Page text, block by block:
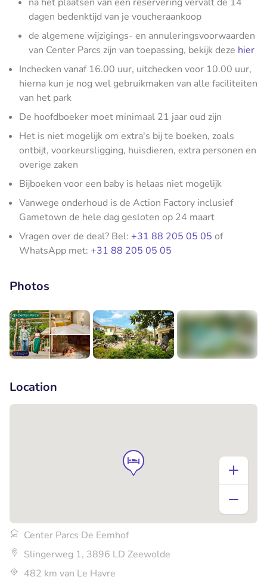
dagen bedenktijd van je voucheraankoop
de algemene wijzigings- en annuleringsvoorwaarden
van Center Parcs zijn van toepassing, bekijk deze hier
Inchecken vanaf 16.00 uur, uitchecken voor 10.00 uur,
hierna kun je nog wel gebruikmaken van alle faciliteiten
van het park
De hoofdboeker moet minimaal 21 jaar oud zijn
Het is niet mogelijk om extra's bij te boeken, zoals
ontbijt, voorkeursligging, huisdieren, extra personen en
overige zaken
Bijboeken voor een baby is helaas niet mogelijk
Vanwege onderhoud is de Action Factory inclusief
Gametown de hele dag gesloten op 24 maart
Vragen over de deal? Bel: +31 88 205 05 05 of
WhatsApp met: +31 88 205 05 05
Photos
Location
Center Parcs De Eemhof
Slingerweg 1, 3896 LD Zeewolde
482 km van Le Havre